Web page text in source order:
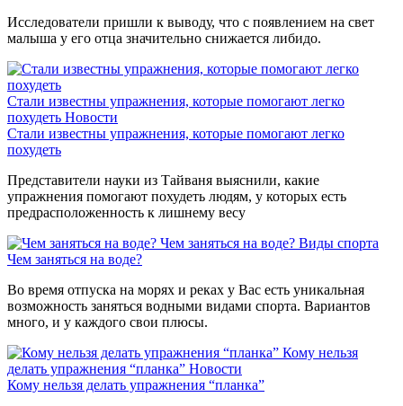
Исследователи пришли к выводу, что с появлением на свет
малыша у его отца значительно снижается либидо.
Стали известны упражнения, которые помогают легко
похудеть Новости
Стали известны упражнения, которые помогают легко
похудеть
Представители науки из Тайваня выяснили, какие
упражнения помогают похудеть людям, у которых есть
предрасположенность к лишнему весу
Чем заняться на воде? Виды спорта
Чем заняться на воде?
Во время отпуска на морях и реках у Вас есть уникальная
возможность заняться водными видами спорта. Вариантов
много, и у каждого свои плюсы.
Кому нельзя
делать упражнения “планка” Новости
Кому нельзя делать упражнения “планка”